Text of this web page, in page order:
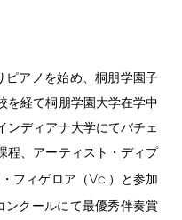
ピアノを始め、桐朋学園子
を経て桐朋学園大学在学中
ンディアナ大学にてバチェ
程、アーティスト・ディプ
フィゲロア（Vc.）と参加
ンクールにて最優秀伴奏賞